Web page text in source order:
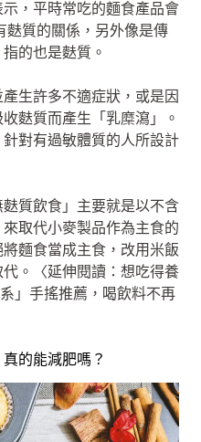
，平時常吃的麵食產品會
麩質的關係，另外像是傳
的也是麩質。
生許多不適症狀，或是因
麩質而產生「乳糜瀉」。
對有過敏體質的人所設計
質飲食」主要就是以不含
取代小麥製品作為主食的
麵食當成主食，改用米飯
。〈延伸閱讀：想吃得養
」手搖推薦，喝飲料不再
的能減肥嗎？